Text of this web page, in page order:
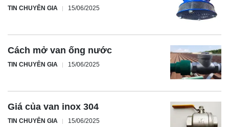
TIN CHUYÊN GIA 15/06/2025
Cách mở van ống nước
TIN CHUYÊN GIA 15/06/2025
Giá của van inox 304
TIN CHUYÊN GIA 15/06/2025